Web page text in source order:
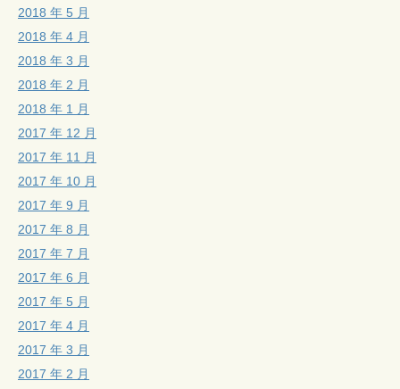
2018 年 5 月
2018 年 4 月
2018 年 3 月
2018 年 2 月
2018 年 1 月
2017 年 12 月
2017 年 11 月
2017 年 10 月
2017 年 9 月
2017 年 8 月
2017 年 7 月
2017 年 6 月
2017 年 5 月
2017 年 4 月
2017 年 3 月
2017 年 2 月